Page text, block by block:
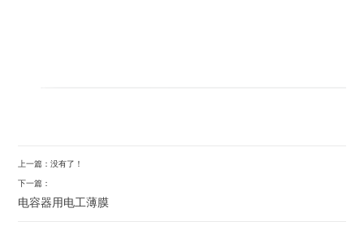
上一篇：没有了！
下一篇：
电容器用电工薄膜